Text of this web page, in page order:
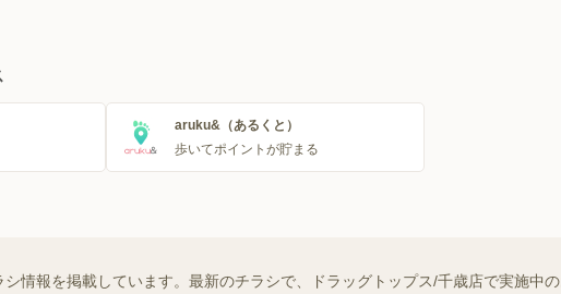
aruku&（あるくと）
歩いてポイントが貯まる
シ情報を掲載しています。最新のチラシで、ドラッグトップス/千歳店で実施中